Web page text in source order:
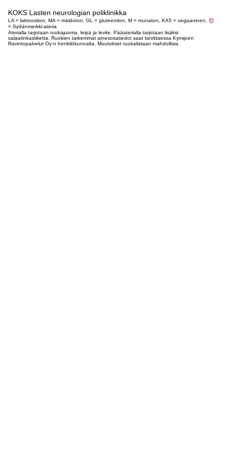
KOKS Lasten neurologian poliklinikka
LA = laktoositon, MA = maidoton, GL = gluteeniton, M = munaton, KA5 = vegaaninen,
= Sydänmerkki-ateria
Aterialla tarjotaan ruokajuoma, leipä ja levite. Pääaterialla tarjotaan lisäksi
salaatinkastiketta. Ruokien tarkemmat ainesosatiedot saat tarvittaessa Kymijoen
Ravintopalvelut Oy:n henkilökunnalta. Muutokset ruokalistaan mahdollisia.